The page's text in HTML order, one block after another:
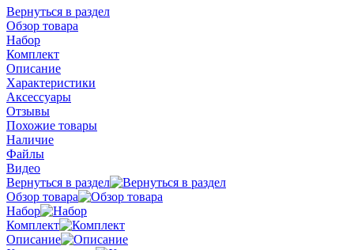
Вернуться в раздел
Обзор товара
Набор
Комплект
Описание
Характеристики
Аксессуары
Отзывы
Похожие товары
Наличие
Файлы
Видео
Вернуться в раздел
Обзор товара
Набор
Комплект
Описание